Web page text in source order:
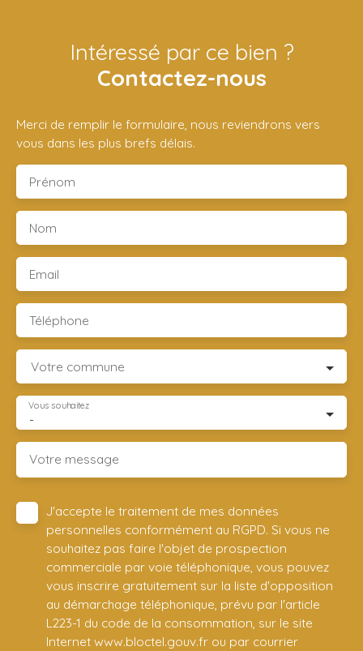
Intéressé par ce bien ?
Contactez-nous
Merci de remplir le formulaire, nous reviendrons vers
vous dans les plus brefs délais.
Prénom
Nom
Email
Téléphone
Votre commune
-
Vous souhaitez
Votre message
J'accepte le traitement de mes données
personnelles conformément au RGPD. Si vous ne
souhaitez pas faire l'objet de prospection
commerciale par voie téléphonique, vous pouvez
vous inscrire gratuitement sur la liste d'opposition
au démarchage téléphonique, prévu par l'article
L223-1 du code de la consommation, sur le site
Internet www.bloctel.gouv.fr ou par courrier